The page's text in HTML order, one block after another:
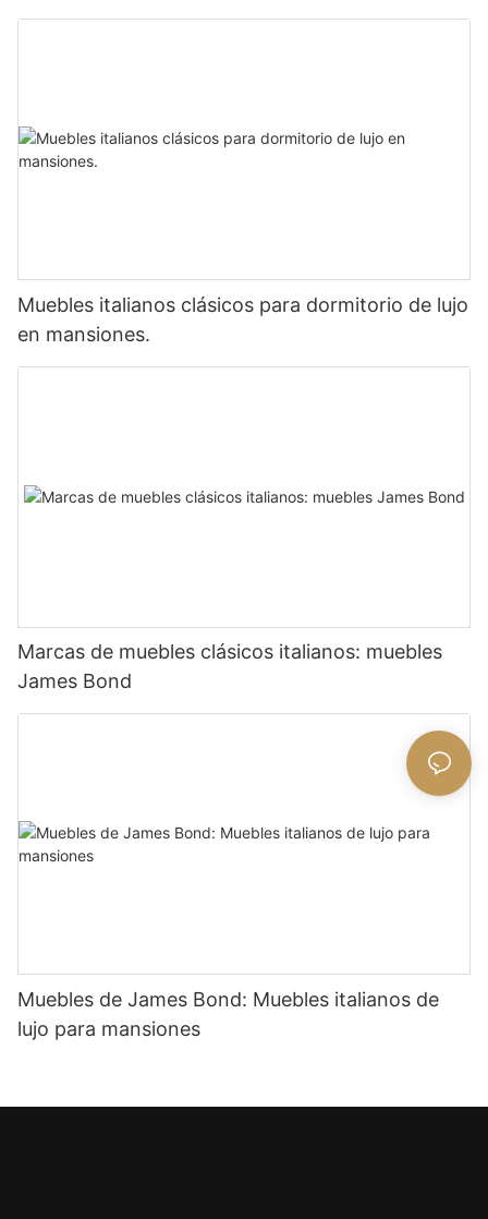
Muebles italianos clásicos para dormitorio de lujo
en mansiones.
Marcas de muebles clásicos italianos: muebles
James Bond
Muebles de James Bond: Muebles italianos de
lujo para mansiones